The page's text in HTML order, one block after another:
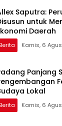
Saputra:
untuk
Daerah
Berita Kamis, 6
Panjang
Lokal
Berita Kamis, 6